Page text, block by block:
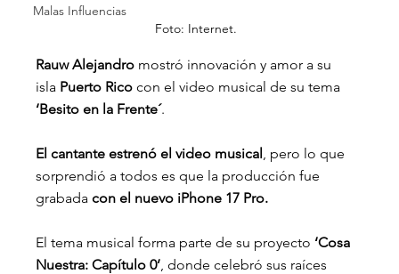
Malas Influencias
Foto: Internet.
Rauw Alejandro mostró innovación y amor a su
isla Puerto Rico con el video musical de su tema
‘Besito en la Frente´.
El cantante estrenó el video musical , pero lo que
sorprendió a todos es que la producción fue
grabada con el nuevo iPhone 17 Pro.
El tema musical forma parte de su proyecto ‘Cosa
Nuestra: Capítulo 0’ , donde celebró sus raíces